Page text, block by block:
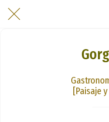
[Paisaje